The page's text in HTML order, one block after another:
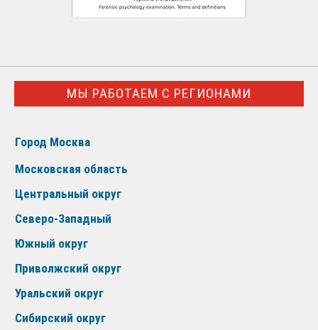
МЫ РАБОТАЕМ С РЕГИОНАМИ
Город Москва
Московская область
Центральный округ
Северо-Западный
Южный округ
Приволжский округ
Уральский округ
Сибирский округ